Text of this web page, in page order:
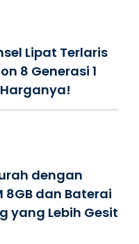
Lipat Terlaris
8 Generasi 1
Harganya!
dengan
8GB dan Baterai
yang Lebih Gesit